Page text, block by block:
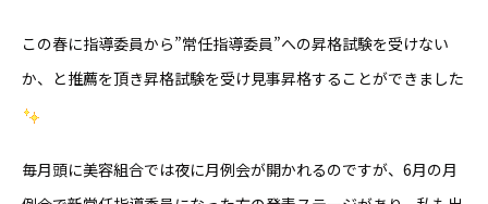
この春に指導委員から”常任指導委員”への昇格試験を受けない
か、と推薦を頂き昇格試験を受け見事昇格することができました
毎月頭に美容組合では夜に月例会が開かれるのですが、6月の月